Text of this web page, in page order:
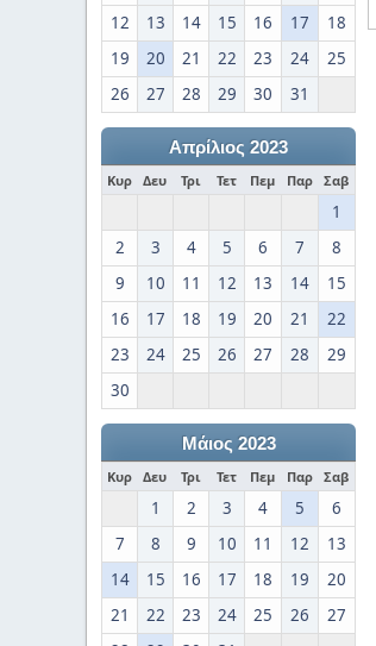
12
13 14 15 16 17
18
19
20 21 22 23 24
25
26
27 28 29 30 31
Απρίλιος 2023
Κυρ Δευ Τρι Τετ Πεμ Παρ Σαβ
1
2
3 4 5 6 7
8
9
10 11 12 13 14
15
16
17 18 19 20 21
22
23
24 25 26 27 28
29
30
Μάιος 2023
Κυρ Δευ Τρι Τετ Πεμ Παρ Σαβ
1 2 3 4 5
6
7
8 9 10 11 12
13
14
15 16 17 18 19
20
21
22 23 24 25 26
27